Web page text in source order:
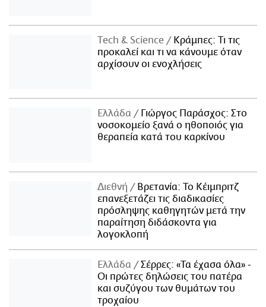
Τech & Science
Κράμπες: Τι τις
προκαλεί και τι να κάνουμε όταν
αρχίσουν οι ενοχλήσεις
Ελλάδα
Γιώργος Παράσχος: Στο
νοσοκομείο ξανά ο ηθοποιός για
θεραπεία κατά του καρκίνου
Διεθνή
Βρετανία: Το Κέιμπριτζ
επανεξετάζει τις διαδικασίες
πρόσληψης καθηγητών μετά την
παραίτηση διδάσκοντα για
λογοκλοπή
Ελλάδα
Σέρρες: «Τα έχασα όλα» -
Οι πρώτες δηλώσεις του πατέρα
και συζύγου των θυμάτων του
τροχαίου